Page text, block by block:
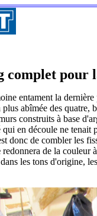
pour
entament la
abîmée des
construits à base
en découle ne tenait
donc de combler les
redonnera de la couleur
les tons d'origine,